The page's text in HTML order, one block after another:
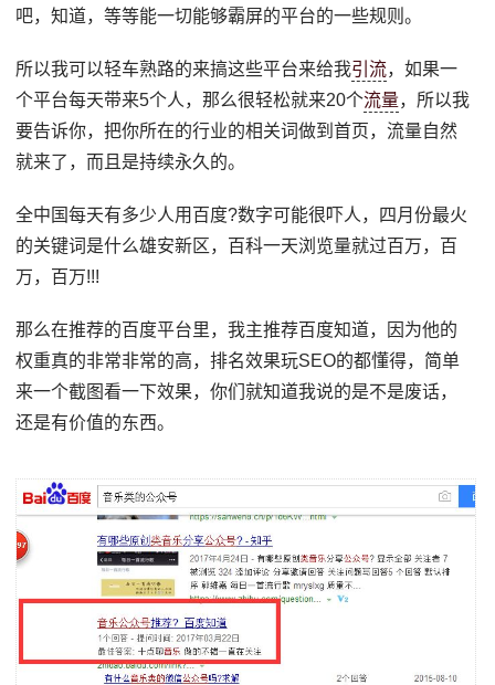
吧，知道，等等能一切能够霸屏的平台的一些规则。
所以我可以轻车熟路的来搞这些平台来给我引流，如果一
个平台每天带来5个人，那么很轻松就来20个流量，所以我
要告诉你，把你所在的行业的相关词做到首页，流量自然
就来了，而且是持续永久的。
全中国每天有多少人用百度?数字可能很吓人，四月份最火
的关键词是什么雄安新区，百科一天浏览量就过百万，百
万，百万!!!
那么在推荐的百度平台里，我主推荐百度知道，因为他的
权重真的非常非常的高，排名效果玩SEO的都懂得，简单
来一个截图看一下效果，你们就知道我说的是不是废话，
还是有价值的东西。